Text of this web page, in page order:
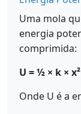
Uma mola
energia
comprimida:
U = ½ × k × x²
Onde U é a